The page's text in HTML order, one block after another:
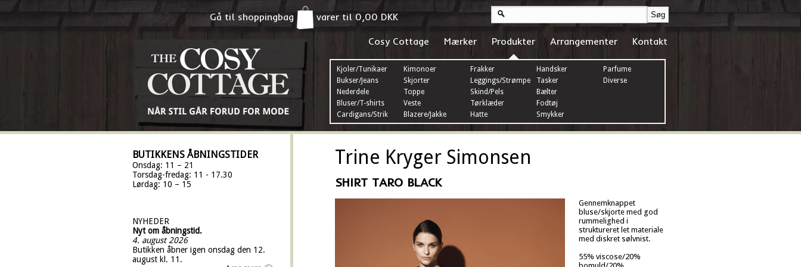
Gå til shoppingbag varer til0,00 DKK
Cosy Cottage Mærker Produkter
Kjoler/Tunikaer
Bukser/Jeans
Nederdele
Bluser/T-shirts
Cardigans/Strik
Kimonoer
Skjorter
Toppe
Veste
Blazere/Jakke
Frakker
Leggings/Strømper
Skind/Pels
Tørklæder
Hatte
Handsker
Tasker
Bælter
Fodtøj
Smykker
Parfume
Diverse
Arrangementer Kontakt
BUTIKKENS ÅBNINGSTIDER
Onsdag: 11 – 21
Torsdag-fredag: 11 - 17.30
Lørdag: 10 – 15
NYHEDER
Nyt om åbningstid.
4. august 2026
Butikken åbner igen onsdag den 12.
august kl. 11.
Trine Kryger Simonsen
SHIRT TARO BLACK
Gennemknappet
bluse/skjorte med god
rummelighed i
struktureret let materiale
med diskret sølvnist.
55% viscose/20%